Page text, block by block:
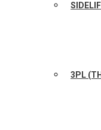
3PL